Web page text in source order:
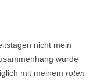
nicht mein
wurde
mit meinem roten